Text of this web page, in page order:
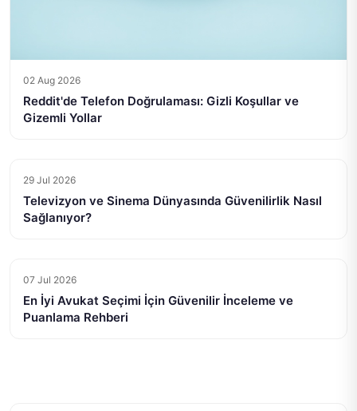
02 Aug 2026
Reddit'de Telefon Doğrulaması: Gizli Koşullar ve
Gizemli Yollar
29 Jul 2026
Televizyon ve Sinema Dünyasında Güvenilirlik Nasıl
Sağlanıyor?
07 Jul 2026
En İyi Avukat Seçimi İçin Güvenilir İnceleme ve
Puanlama Rehberi